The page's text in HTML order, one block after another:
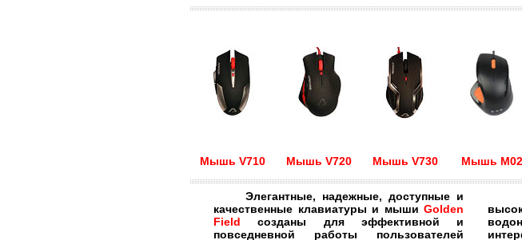
Мышь V710 Мышь V720 Мышь V730 Мышь M02
Элегантные, надежные, доступные и
качественные клавиатуры и мыши Golden
Field созданы для эффективной и
повседневной работы пользователей